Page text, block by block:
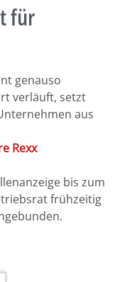
für
genauso
verläuft, setzt
aus
Rexx
bis zum
frühzeitig